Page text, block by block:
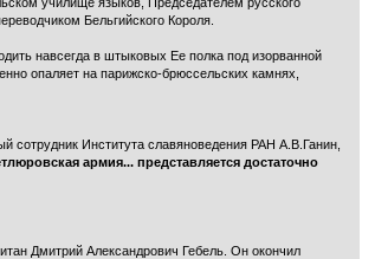
Бельгийского Короля.
навсегда в штыковых Ее полка под изорванной
опаляет на парижско-брюссельских камнях,
сотрудник Института славяноведения РАН А.В.Ганин,
армия... представляется достаточно
Дмитрий Александрович Гебель. Он окончил